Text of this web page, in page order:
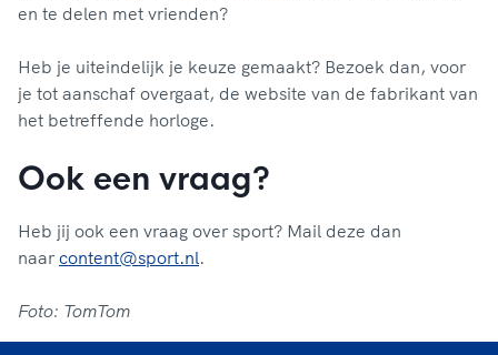
en te delen met vrienden?
Heb je uiteindelijk je keuze gemaakt? Bezoek dan, voor
je tot aanschaf overgaat, de website van de fabrikant van
het betreffende horloge.
Ook een vraag?
Heb jij ook een vraag over sport? Mail deze dan
naar content@sport.nl.
Foto: TomTom